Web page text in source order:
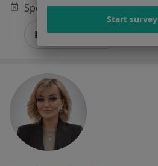
Poproś o wizytę
Start survey